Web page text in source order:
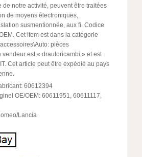
de notre activité, peuvent être traitées
de moyens électroniques,
susmentionnée, aux fi. Codice
Cet item est dans la catégorie
pièces
vendeur est « drautoricambi » et est
Cet article peut être expédié au pays
60612394
OE/OEM: 60611951, 60611117,
Lancia